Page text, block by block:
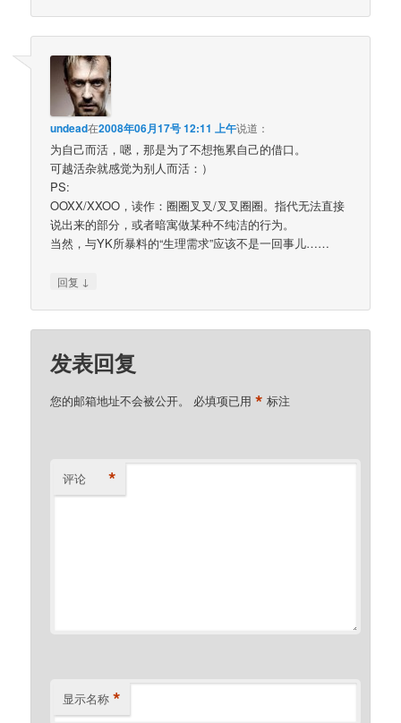
undead在2008年06月17号 12:11 上午说道：
为自己而活，嗯，那是为了不想拖累自己的借口。
可越活杂就感觉为别人而活：）
PS:
OOXX/XXOO，读作：圈圈叉叉/叉叉圈圈。指代无法直接
说出来的部分，或者暗寓做某种不纯洁的行为。
当然，与YK所暴料的“生理需求”应该不是一回事儿……
回复 ↓
发表回复
您的邮箱地址不会被公开。 必填项已用* 标注
评论 *
显示名称 *